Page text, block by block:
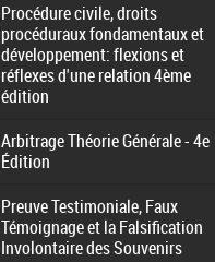
Procédure civile, droits
procéduraux fondamentaux et
développement: flexions et
réflexes d'une relation 4ème
édition
Arbitrage Théorie Générale - 4e
Édition
Preuve Testimoniale, Faux
Témoignage et la Falsification
Involontaire des Souvenirs